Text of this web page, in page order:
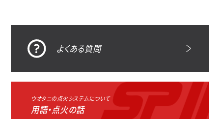
よくある質問
ウオタニの点火システムについて
用語・点火の話